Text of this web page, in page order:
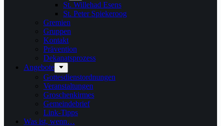
St. Willehad Esens
St. Peter Spiekeroog
Gremien
Gruppen
Kontakt
Prävention
Dekanatsprozess
Angebote
Gottesdienstordnungen
Veranstaltungen
Groschenkirmes
Gemeindebrief
Link-Tipps
Was ist, wenn…